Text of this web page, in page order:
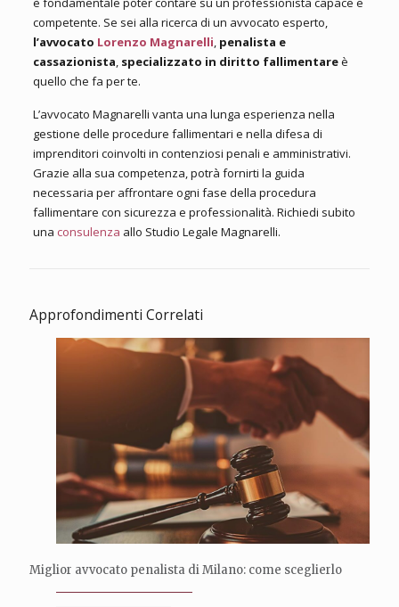
competente. Se sei alla ricerca di un avvocato esperto,
l’avvocato Lorenzo Magnarelli,penalista e
cassazionista,specializzato in diritto fallimentareè
quello che fa per te.
L’avvocato Magnarelli vanta una lunga esperienza nella
gestione delle procedure fallimentari e nella difesa di
imprenditori coinvolti in contenziosi penali e amministrativi.
Grazie alla sua competenza, potrà fornirti la guida
necessaria per affrontare ogni fase della procedura
fallimentare con sicurezza e professionalità. Richiedi subito
una consulenza allo Studio Legale Magnarelli.
Approfondimenti Correlati
Miglior avvocato penalista di Milano: come sceglierlo